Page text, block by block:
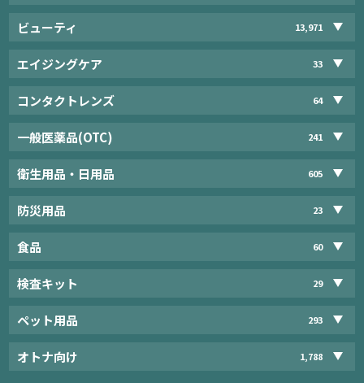
ビューティ 13,971
エイジングケア 33
コンタクトレンズ 64
一般医薬品(OTC) 241
衛生用品・日用品 605
防災用品 23
食品 60
検査キット 29
ペット用品 293
オトナ向け 1,788